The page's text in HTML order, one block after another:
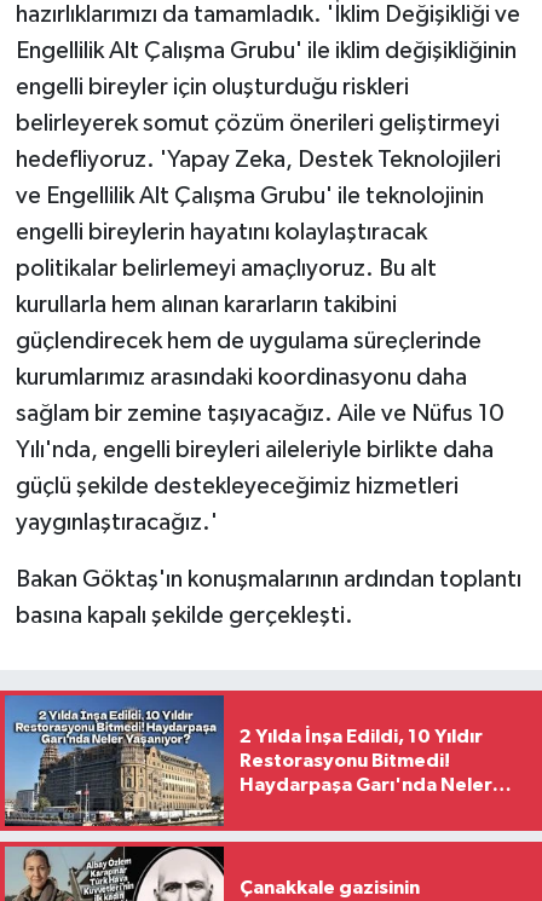
hazırlıklarımızı da tamamladık. 'İklim Değişikliği ve
Engellilik Alt Çalışma Grubu' ile iklim değişikliğinin
engelli bireyler için oluşturduğu riskleri
belirleyerek somut çözüm önerileri geliştirmeyi
hedefliyoruz. 'Yapay Zeka, Destek Teknolojileri
ve Engellilik Alt Çalışma Grubu' ile teknolojinin
engelli bireylerin hayatını kolaylaştıracak
politikalar belirlemeyi amaçlıyoruz. Bu alt
kurullarla hem alınan kararların takibini
güçlendirecek hem de uygulama süreçlerinde
kurumlarımız arasındaki koordinasyonu daha
sağlam bir zemine taşıyacağız. Aile ve Nüfus 10
Yılı'nda, engelli bireyleri aileleriyle birlikte daha
güçlü şekilde destekleyeceğimiz hizmetleri
yaygınlaştıracağız.'
Bakan Göktaş'ın konuşmalarının ardından toplantı
basına kapalı şekilde gerçekleşti.
2 Yılda İnşa Edildi, 10 Yıldır
Restorasyonu Bitmedi!
Haydarpaşa Garı'nda Neler
Çanakkale gazisinin